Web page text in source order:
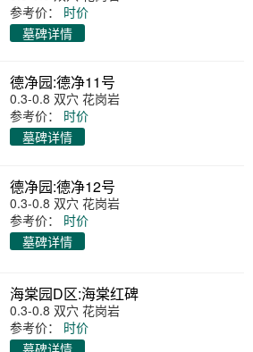
参考价：
时价
墓碑详情
德净园:德净11号
0.3-0.8 双穴 花岗岩
参考价：
时价
墓碑详情
德净园:德净12号
0.3-0.8 双穴 花岗岩
参考价：
时价
墓碑详情
海棠园D区:海棠红碑
0.3-0.8 双穴 花岗岩
参考价：
时价
墓碑详情